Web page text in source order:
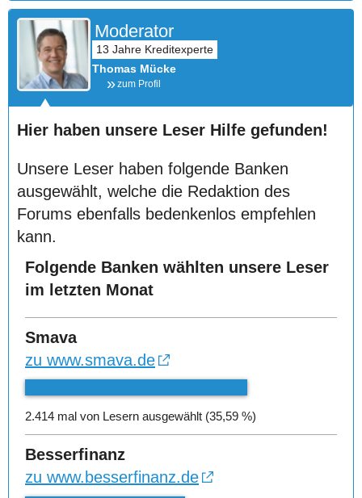
Moderator
Thomas Mücke
zum Profil
Hier haben unsere Leser Hilfe gefunden!
Unsere Leser haben folgende Banken
ausgewählt, welche die Redaktion des
Forums ebenfalls bedenkenlos empfehlen
kann.
Folgende Banken wählten unsere Leser
im letzten Monat
Smava
zu www.smava.de
2.414 mal von Lesern ausgewählt (35,59 %)
Besserfinanz
zu www.besserfinanz.de